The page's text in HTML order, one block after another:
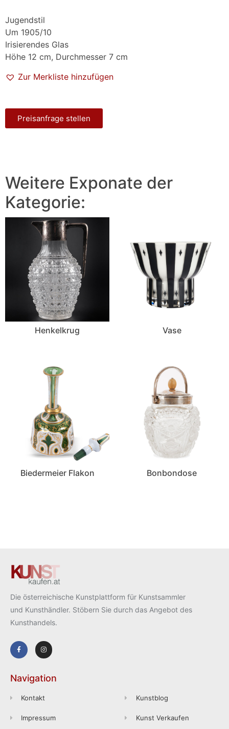
Jugendstil
Um 1905/10
Irisierendes Glas
Höhe 12 cm, Durchmesser 7 cm
Zur Merkliste hinzufügen
Preisanfrage stellen
Weitere Exponate der
Kategorie:
Henkelkrug Vase
Biedermeier Flakon Bonbondose
Die österreichische Kunstplattform für Kunstsammler
und Kunsthändler. Stöbern Sie durch das Angebot des
Kunsthandels.
Navigation
Kontakt
Impressum
Kunstblog
Kunst Verkaufen